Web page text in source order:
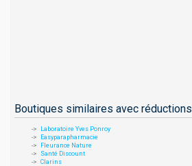
Boutiques similaires avec réductions
Laboratoire Yves Ponroy
Easyparapharmacie
Fleurance Nature
Santé Discount
Clarins